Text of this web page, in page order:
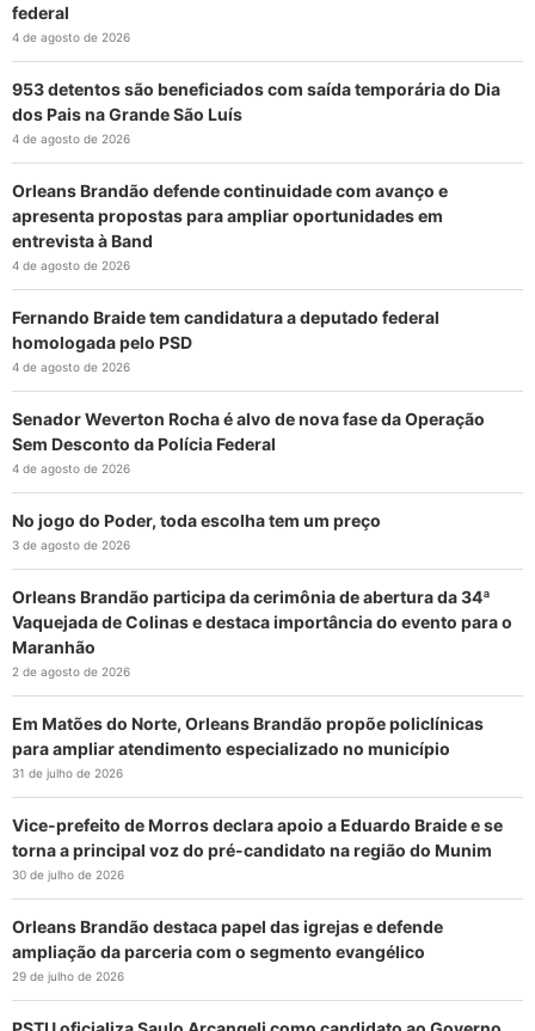
federal
4 de agosto de 2026
953 detentos são beneficiados com saída temporária do Dia
dos Pais na Grande São Luís
4 de agosto de 2026
Orleans Brandão defende continuidade com avanço e
apresenta propostas para ampliar oportunidades em
entrevista à Band
4 de agosto de 2026
Fernando Braide tem candidatura a deputado federal
homologada pelo PSD
4 de agosto de 2026
Senador Weverton Rocha é alvo de nova fase da Operação
Sem Desconto da Polícia Federal
4 de agosto de 2026
No jogo do Poder, toda escolha tem um preço
3 de agosto de 2026
Orleans Brandão participa da cerimônia de abertura da 34ª
Vaquejada de Colinas e destaca importância do evento para o
Maranhão
2 de agosto de 2026
Em Matões do Norte, Orleans Brandão propõe policlínicas
para ampliar atendimento especializado no município
31 de julho de 2026
Vice-prefeito de Morros declara apoio a Eduardo Braide e se
torna a principal voz do pré-candidato na região do Munim
30 de julho de 2026
Orleans Brandão destaca papel das igrejas e defende
ampliação da parceria com o segmento evangélico
29 de julho de 2026